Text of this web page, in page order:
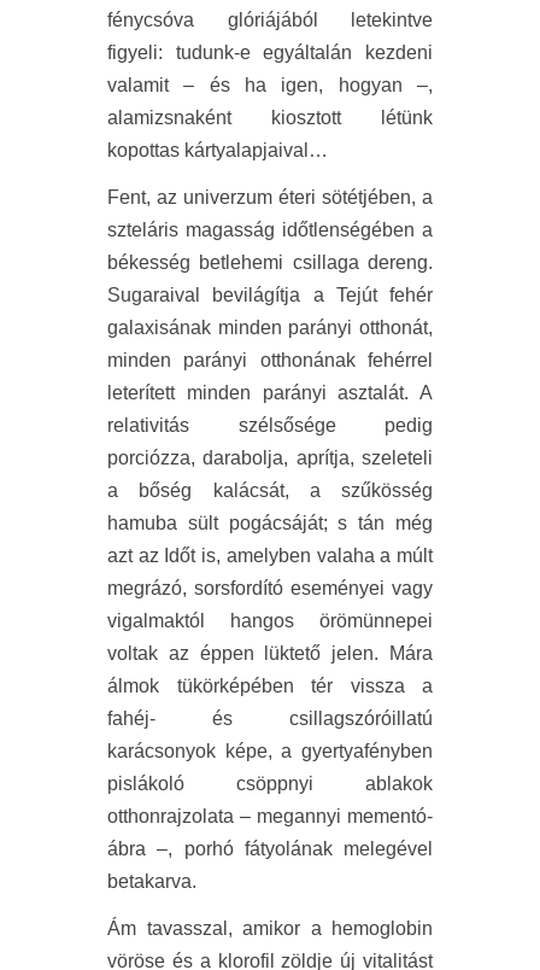
fénycsóva glóriájából letekintve
figyeli: tudunk-e egyáltalán kezdeni
valamit – és ha igen, hogyan –,
alamizsnaként kiosztott létünk
kopottas kártyalapjaival…
Fent, az univerzum éteri sötétjében, a
szteláris magasság időtlenségében a
békesség betlehemi csillaga dereng.
Sugaraival bevilágítja a Tejút fehér
galaxisának minden parányi otthonát,
minden parányi otthonának fehérrel
leterített minden parányi asztalát. A
relativitás szélsősége pedig
porciózza, darabolja, aprítja, szeleteli
a bőség kalácsát, a szűkösség
hamuba sült pogácsáját; s tán még
azt az Időt is, amelyben valaha a múlt
megrázó, sorsfordító eseményei vagy
vigalmaktól hangos örömünnepei
voltak az éppen lüktető jelen. Mára
álmok tükörképében tér vissza a
fahéj- és csillagszóróillatú
karácsonyok képe, a gyertyafényben
pislákoló csöppnyi ablakok
otthonrajzolata – megannyi mementó-
ábra –, porhó fátyolának melegével
betakarva.
Ám tavasszal, amikor a hemoglobin
vöröse és a klorofil zöldje új vitalitást